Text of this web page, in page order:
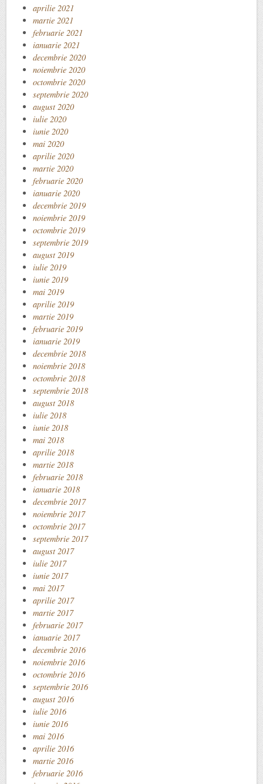
aprilie 2021
martie 2021
februarie 2021
ianuarie 2021
decembrie 2020
noiembrie 2020
octombrie 2020
septembrie 2020
august 2020
iulie 2020
iunie 2020
mai 2020
aprilie 2020
martie 2020
februarie 2020
ianuarie 2020
decembrie 2019
noiembrie 2019
octombrie 2019
septembrie 2019
august 2019
iulie 2019
iunie 2019
mai 2019
aprilie 2019
martie 2019
februarie 2019
ianuarie 2019
decembrie 2018
noiembrie 2018
octombrie 2018
septembrie 2018
august 2018
iulie 2018
iunie 2018
mai 2018
aprilie 2018
martie 2018
februarie 2018
ianuarie 2018
decembrie 2017
noiembrie 2017
octombrie 2017
septembrie 2017
august 2017
iulie 2017
iunie 2017
mai 2017
aprilie 2017
martie 2017
februarie 2017
ianuarie 2017
decembrie 2016
noiembrie 2016
octombrie 2016
septembrie 2016
august 2016
iulie 2016
iunie 2016
mai 2016
aprilie 2016
martie 2016
februarie 2016